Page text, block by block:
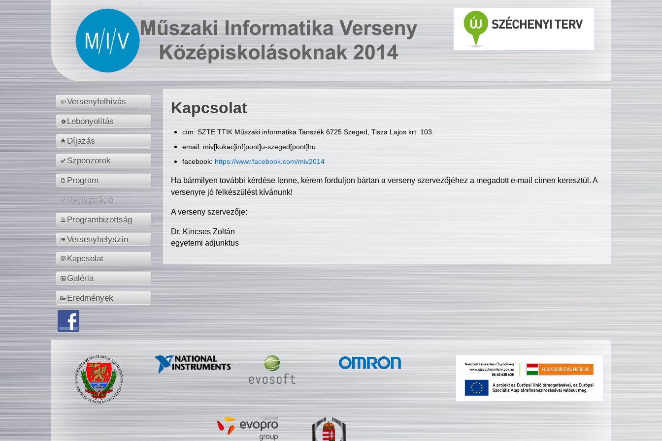
Versenyfelhívás
Lebonyolítás
Díjazás
Szponzorok
Program
Regisztráció
Programbizottság
Versenyhelyszín
Kapcsolat
Galéria
Eredmények
Kapcsolat
cím: SZTE TTIK Műszaki informatika Tanszék 6725 Szeged, Tisza Lajos krt. 103.
email: miv[kukac]inf[pont]u-szeged[pont]hu
facebook: https://www.facebook.com/miv2014
Ha bármilyen további kérdése lenne, kérem forduljon bártan a verseny szervezőjéhez a megadott e-mail címen keresztül. A
versenyre jó felkészülést kívánunk!
A verseny szervezője:
Dr. Kincses Zoltán
egyetemi adjunktus